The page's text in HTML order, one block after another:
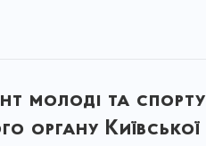
молоді та спорту
органу Київської